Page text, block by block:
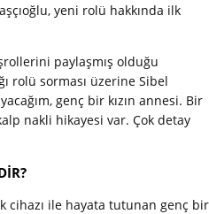
yeni rolü hakkında ilk
paylaşmış olduğu
rolü sorması üzerine Sibel
genç bir kızın annesi. Bir
nakli hikayesi var. Çok detay
cihazı ile hayata tutunan genç bir